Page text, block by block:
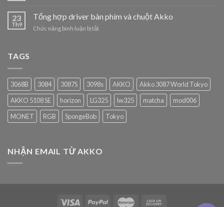
23
Th9
Tổng hợp driver bàn phím và chuột Akko
Chức năng bình luận bị tắtở
và
chuột
Akko
TAGS
3068B 3084 3087S 3098s AKKO
Akko 3087 World Tokyo
AKKO 5108 SE
horizon LG325 lw325 matcha
mod006
MONET
RGB SpongeBob Tokyo
NHẬN EMAIL TỪ AKKO